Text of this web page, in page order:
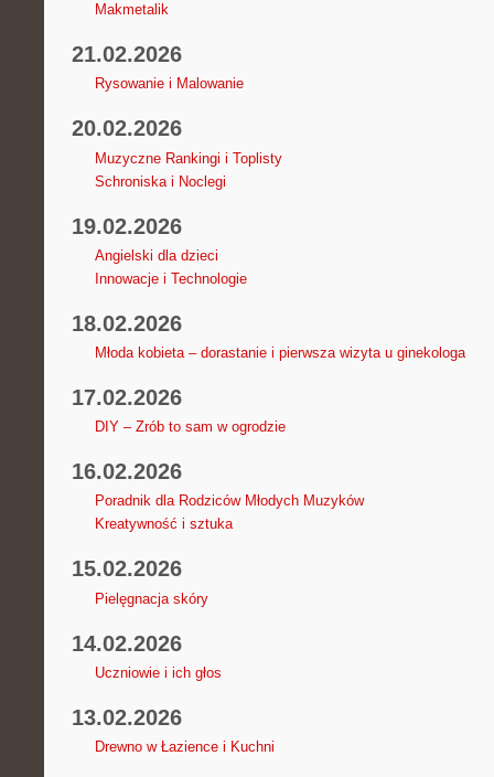
Makmetalik
21.02.2026
Rysowanie i Malowanie
20.02.2026
Muzyczne Rankingi i Toplisty
Schroniska i Noclegi
19.02.2026
Angielski dla dzieci
Innowacje i Technologie
18.02.2026
Młoda kobieta – dorastanie i pierwsza wizyta u ginekologa
17.02.2026
DIY – Zrób to sam w ogrodzie
16.02.2026
Poradnik dla Rodziców Młodych Muzyków
Kreatywność i sztuka
15.02.2026
Pielęgnacja skóry
14.02.2026
Uczniowie i ich głos
13.02.2026
Drewno w Łazience i Kuchni